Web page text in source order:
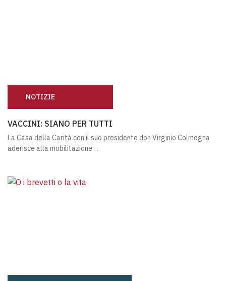
NOTIZIE
VACCINI: SIANO PER TUTTI
La Casa della Carità con il suo presidente don Virginio Colmegna
aderisce alla mobilitazione…